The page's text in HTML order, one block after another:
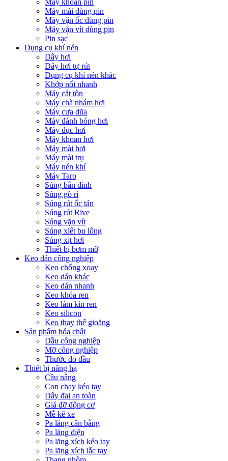
Máy khoan pin
Máy mài dùng pin
Máy vặn ốc dùng pin
Máy vặn vít dùng pin
Pin sạc
Dụng cụ khí nén
Dây hơi
Dây hơi tự rút
Dụng cụ khí nén khác
Khớp nối nhanh
Máy cắt tôn
Máy chà nhám hơi
Máy cưa dũa
Máy đánh bóng hơi
Máy đục hơi
Máy khoan hơi
Máy mài hơi
Máy mài trụ
Máy nén khí
Máy Taro
Súng bắn đinh
Súng gõ rỉ
Súng rút ốc tán
Súng rút Rive
Súng vặn vít
Súng xiết bu lông
Súng xịt hơi
Thiết bị bơm mỡ
Keo dán công nghiệp
Keo chống xoay
Keo dán khác
Keo dán nhanh
Keo khóa ren
Keo làm kín ren
Keo silicon
Keo thay thế gioăng
Sản phẩm hóa chất
Dầu công nghiệp
Mỡ công nghiệp
Thước đo dầu
Thiết bị nâng hạ
Cầu nâng
Con chạy kéo tay
Dây đai an toàn
Giá đỡ động cơ
Mễ kê xe
Pa lăng cân bằng
Pa lăng điện
Pa lăng xích kéo tay
Pa lăng xích lắc tay